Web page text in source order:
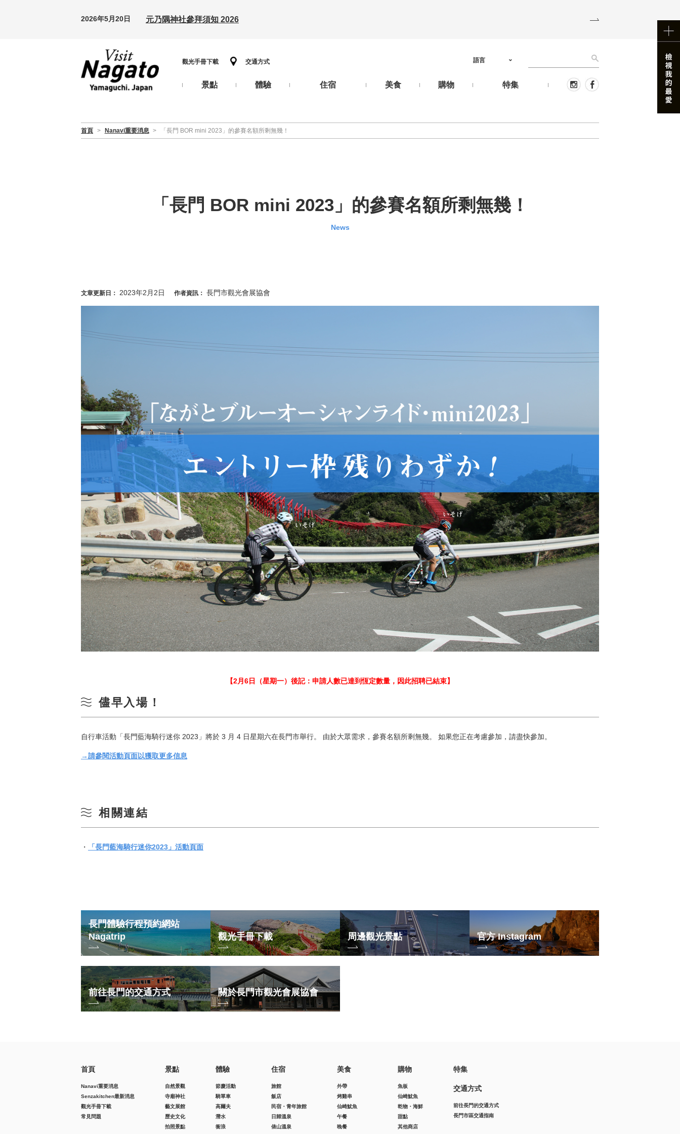
2026年5月20日 元乃隅神社參拜須知 2026
觀光手冊下載 交通方式
景點 體驗 住宿 美食 購物 特集
語言
首頁 > Nanavi重要消息 > 「長門 BOR mini 2023」的參賽名額所剩無幾！
「長門 BOR mini 2023」的參賽名額所剩無幾！
News
文章更新日： 2023年2月2日 作者資訊： 長門市觀光會展協會
【2月6日（星期一）後記：申請人數已達到恆定數量，因此招聘已結束】
儘早入場！
自行車活動「長門藍海騎行迷你 2023」將於 3 月 4 日星期六在長門市舉行。 由於大眾需求，參賽名額所剩無幾。 如果您正在考慮參加，請盡快參加。
→請參閱活動頁面以獲取更多信息
相關連結
・ 「長門藍海騎行迷你2023」活動頁面
長門體驗行程預約網站
Nagatrip
觀光手冊下載 周邊觀光景點 官方 Instagram
前往長門的交通方式 關於長門市觀光會展協會
首頁
Nanavi重要消息
Senzakitchen最新消息
觀光手冊下載
常見問題
景點
自然景觀
寺廟神社
藝文展館
歷史文化
拍照景點
體驗
節慶活動
騎單車
高爾夫
潛水
衝浪
住宿
旅館
飯店
民宿・青年旅館
日歸溫泉
俵山溫泉
美食
外帶
烤雞串
仙崎魷魚
午餐
晚餐
購物
魚板
仙崎魷魚
乾物・海鮮
甜點
其他商店
特集
交通方式
前往長門的交通方式
長門市區交通指南